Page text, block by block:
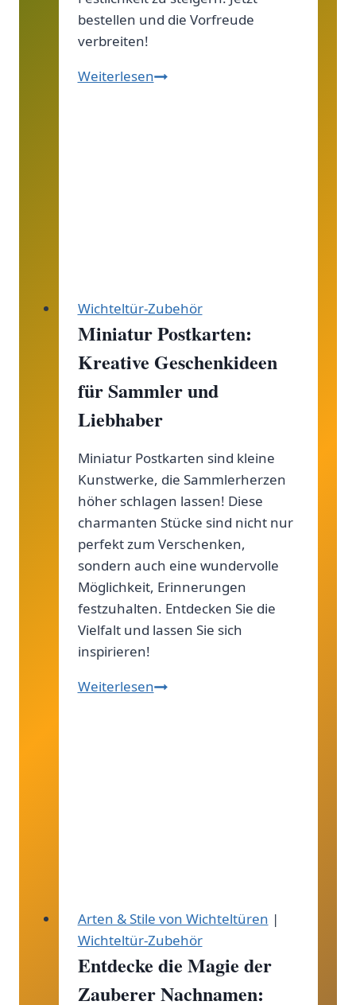
bestellen und die Vorfreude
verbreiten!
WeiterlesenHallo,
Wichteltür-Zubehör
Miniatur Postkarten:
Kreative Geschenkideen
für Sammler und
Liebhaber
Miniatur Postkarten sind kleine
Kunstwerke, die Sammlerherzen
höher schlagen lassen! Diese
charmanten Stücke sind nicht nur
perfekt zum Verschenken,
sondern auch eine wundervolle
Möglichkeit, Erinnerungen
festzuhalten. Entdecken Sie die
Vielfalt und lassen Sie sich
inspirieren!
WeiterlesenMiniatur
Arten & Stile von Wichteltüren |
Wichteltür-Zubehör
Entdecke die Magie der
Zauberer Nachnamen: